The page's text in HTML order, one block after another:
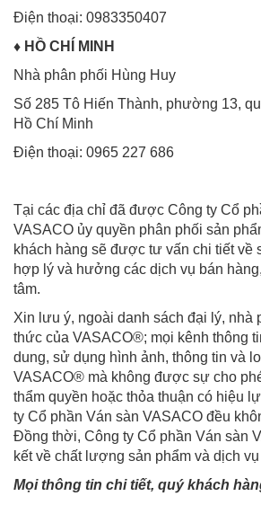
Điện thoại: 0983350407
♦ HỒ CHÍ MINH
Nhà phân phối Hùng Huy
Số 285 Tô Hiến Thành, phường 13,
Hồ Chí Minh
Điện thoại: 0965 227 686
Tại các địa chỉ đã được Công ty Cổ
VASACO ủy quyền phân phối sản
khách hàng sẽ được tư vấn chi tiết về
hợp lý và hưởng các dịch vụ bán
tâm.
Xin lưu ý, ngoài danh sách đại lý, nhà
thức của VASACO®; mọi kênh thông
dung, sử dụng hình ảnh, thông tin và
VASACO® mà không được sự cho
thẩm quyền hoặc thỏa thuận có hiệu
ty Cổ phần Ván sàn VASACO đều
Đồng thời, Công ty Cổ phần Ván sàn
kết về chất lượng sản phẩm và dịch
Mọi thông tin chi tiết, quý khách